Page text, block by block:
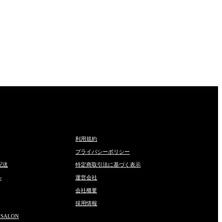
送
利用規約
プライバシーポリシー
特定商取引法に基づく表示
運営会社
会社概要
採用情報